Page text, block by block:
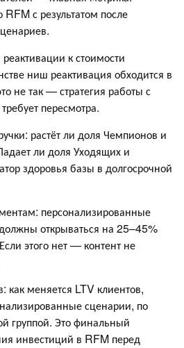
с результатом после
к стоимости
ниш реактивация обходится в
не так — стратегия работы с
пересмотра.
растёт ли доля Чемпионов и
ли доля Уходящих и
здоровья базы в долгосрочной
персонализированные
открываться на 25–45%
этого нет — контент не
как меняется LTV клиентов,
сценарии, по
группой. Это финальный
инвестиций в RFM перед